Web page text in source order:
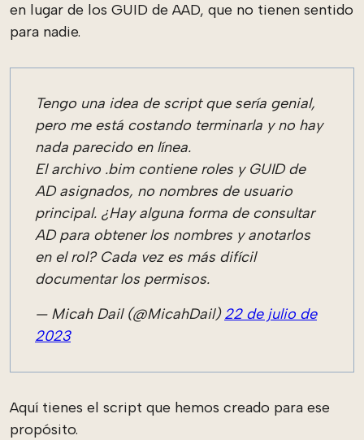
en lugar de los GUID de AAD, que no tienen sentido
para nadie.
Tengo una idea de script que sería genial,
pero me está costando terminarla y no hay
nada parecido en línea.
El archivo .bim contiene roles y GUID de
AD asignados, no nombres de usuario
principal. ¿Hay alguna forma de consultar
AD para obtener los nombres y anotarlos
en el rol? Cada vez es más difícil
documentar los permisos.
— Micah Dail (@MicahDail)22 de julio de
2023
Aquí tienes el script que hemos creado para ese
propósito.